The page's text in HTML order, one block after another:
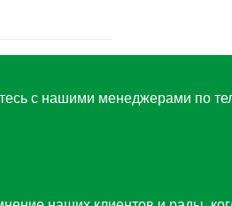
с нашими менеджерами по